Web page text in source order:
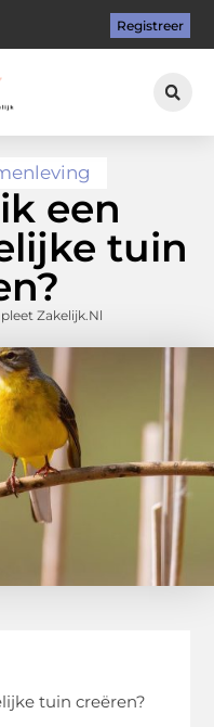
Registreer
een
tuin
Zakelijk.nl
tuin creëren?